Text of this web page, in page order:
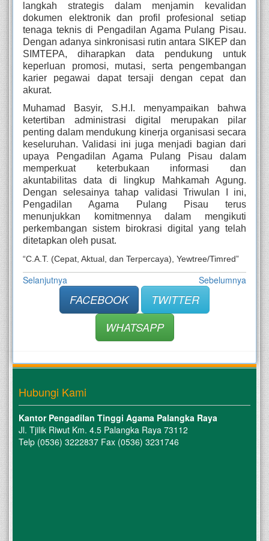
langkah strategis dalam menjamin kevalidan
dokumen elektronik dan profil profesional setiap
tenaga teknis di Pengadilan Agama Pulang Pisau.
Dengan adanya sinkronisasi rutin antara SIKEP dan
SIMTEPA, diharapkan data pendukung untuk
keperluan promosi, mutasi, serta pengembangan
karier pegawai dapat tersaji dengan cepat dan
akurat.
Muhamad Basyir, S.H.I. menyampaikan bahwa
ketertiban administrasi digital merupakan pilar
penting dalam mendukung kinerja organisasi secara
keseluruhan. Validasi ini juga menjadi bagian dari
upaya Pengadilan Agama Pulang Pisau dalam
memperkuat keterbukaan informasi dan
akuntabilitas data di lingkup Mahkamah Agung.
Dengan selesainya tahap validasi Triwulan I ini,
Pengadilan Agama Pulang Pisau terus
menunjukkan komitmennya dalam mengikuti
perkembangan sistem birokrasi digital yang telah
ditetapkan oleh pusat.
“C.A.T. (Cepat, Aktual, dan Terpercaya), Yewtree/Timred”
Selanjutnya Sebelumnya
FACEBOOK
TWITTER
WHATSAPP
Hubungi Kami
Kantor Pengadilan Tinggi Agama Palangka Raya
Jl. Tjilik Riwut Km. 4.5 Palangka Raya 73112
Telp (0536) 3222837 Fax (0536) 3231746